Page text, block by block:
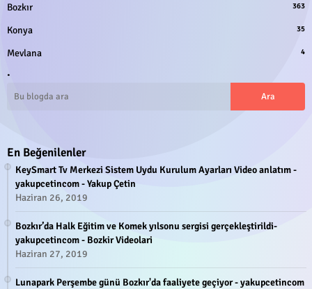
Bozkır 363
Konya 35
Mevlana 4
.
En Beğenilenler
KeySmart Tv Merkezi Sistem Uydu Kurulum Ayarları Video anlatım -
yakupcetincom - Yakup Çetin
Haziran 26, 2019
Bozkır’da Halk Eğitim ve Komek yılsonu sergisi gerçekleştirildi-
yakupcetincom - Bozkir Videolari
Haziran 27, 2019
Lunapark Perşembe günü Bozkır'da faaliyete geçiyor - yakupcetincom